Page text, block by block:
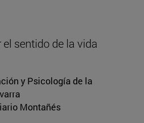
sentido de la vida
y Psicología de la
Montañés